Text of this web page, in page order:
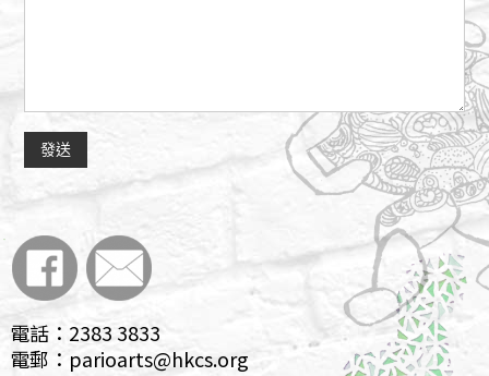
電話：2383 3833
電郵：parioarts@hkcs.org